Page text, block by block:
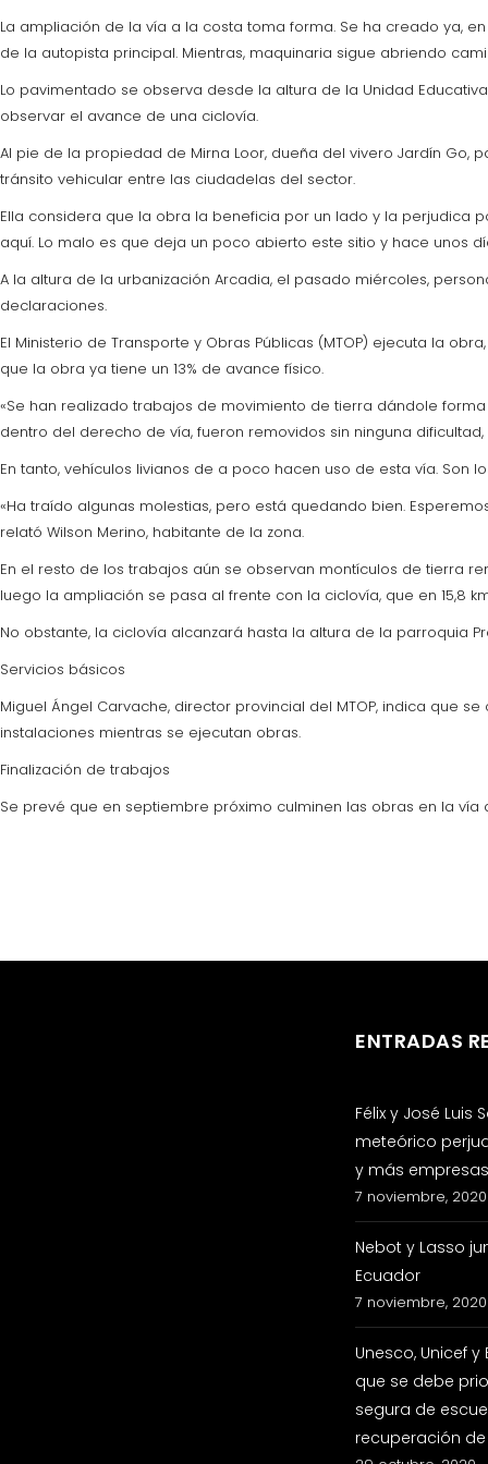
La ampliación de la vía a la costa toma forma. Se ha creado ya,
de la autopista principal. Mientras, maquinaria sigue abriendo
Lo pavimentado se observa desde la altura de la Unidad
observar el avance de una ciclovía.
Al pie de la propiedad de Mirna Loor, dueña del vivero Jardín
tránsito vehicular entre las ciudadelas del sector.
Ella considera que la obra la beneficia por un lado y la perjudica
aquí. Lo malo es que deja un poco abierto este sitio y hace unos
A la altura de la urbanización Arcadia, el pasado miércoles,
declaraciones.
El Ministerio de Transporte y Obras Públicas (MTOP) ejecuta la
que la obra ya tiene un 13% de avance físico.
«Se han realizado trabajos de movimiento de tierra dándole
dentro del derecho de vía, fueron removidos sin ninguna
En tanto, vehículos livianos de a poco hacen uso de esta vía.
«Ha traído algunas molestias, pero está quedando bien.
relató Wilson Merino, habitante de la zona.
En el resto de los trabajos aún se observan montículos de tierra
luego la ampliación se pasa al frente con la ciclovía, que en 15,8
No obstante, la ciclovía alcanzará hasta la altura de la parroquia
Servicios básicos
Miguel Ángel Carvache, director provincial del MTOP, indica que
instalaciones mientras se ejecutan obras.
Finalización de trabajos
Se prevé que en septiembre próximo culminen las obras en la vía
ENTRADAS
Félix y José Luis
meteórico
y más
7 noviembre, 2020
Nebot y Lasso
Ecuador
7 noviembre, 2020
Unesco, Unicef
que se debe
segura de
recuperación